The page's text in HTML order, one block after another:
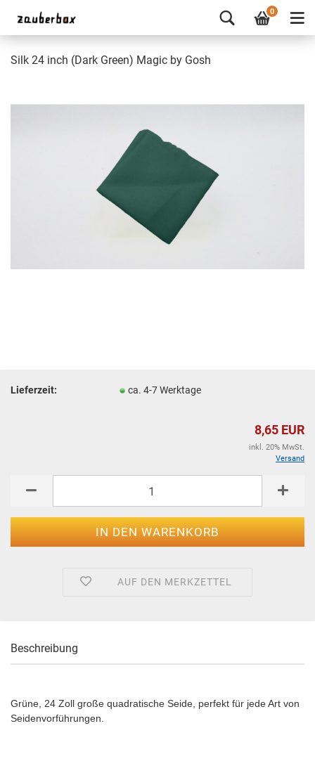
0
Silk 24 inch (Dark Green) Magic by Gosh
Lieferzeit: ca. 4-7 Werktage
8,65 EUR
inkl. 20% MwSt.
Versand
AUF DEN MERKZETTEL
Beschreibung
Grüne, 24 Zoll große quadratische Seide, perfekt für jede Art von
Seidenvorführungen.